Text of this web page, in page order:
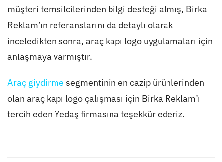
müşteri temsilcilerinden bilgi desteği almış, Birka
Reklam’ın referanslarını da detaylı olarak
inceledikten sonra, araç kapı logo uygulamaları için
anlaşmaya varmıştır.
Araç giydirme segmentinin en cazip ürünlerinden
olan araç kapı logo çalışması için Birka Reklam’ı
tercih eden Yedaş firmasına teşekkür ederiz.